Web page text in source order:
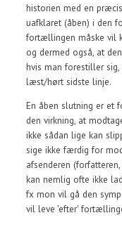
historien med en
uafklaret (åben) i den
fortællingen måske vil
og dermed også, at
hvis man forestiller
læst/hørt sidste linje.
En åben slutning er et
den virkning, at
ikke sådan lige kan
sige ikke færdig for
afsenderen
kan nemlig ofte ikke
fx mon vil gå den
vil leve 'efter'